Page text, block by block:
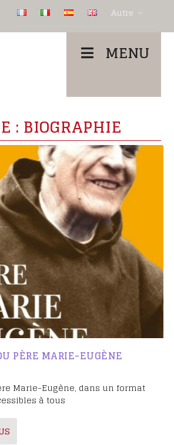
Autre
MENU
: BIOGRAPHIE
PÈRE MARIE-EUGÈNE
Marie-Eugène, dans un format
à tous